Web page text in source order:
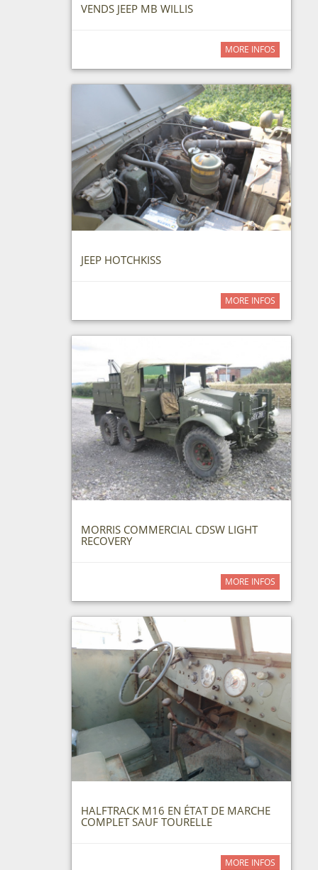
VENDS JEEP MB WILLIS
MORE INFOS
JEEP HOTCHKISS
MORE INFOS
MORRIS COMMERCIAL CDSW LIGHT
RECOVERY
MORE INFOS
HALFTRACK M16 EN ÉTAT DE MARCHE
COMPLET SAUF TOURELLE
MORE INFOS